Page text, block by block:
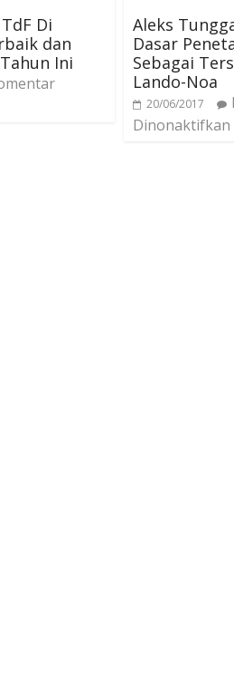
Di
dan
Ini
Aleks
Dasar
Sebagai
Lando-Noa
20/06/2017
Dinonaktifkan